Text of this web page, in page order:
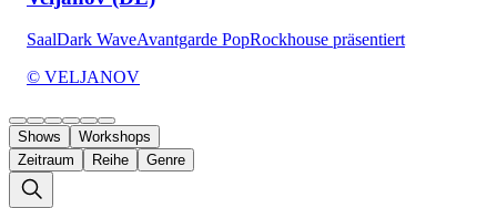
SaalDark WaveAvantgarde PopRockhouse präsentiert
© VELJANOV
Shows
Workshops
Zeitraum
Reihe Genre